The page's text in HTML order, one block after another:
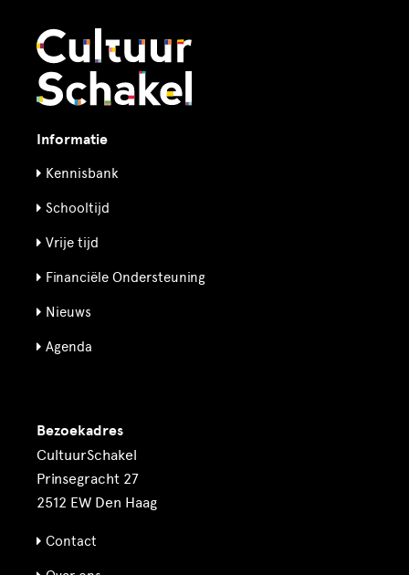
Informatie
Kennisbank
Schooltijd
Vrije tijd
Financiële Ondersteuning
Nieuws
Agenda
Bezoekadres
CultuurSchakel
Prinsegracht 27
2512 EW Den Haag
Contact